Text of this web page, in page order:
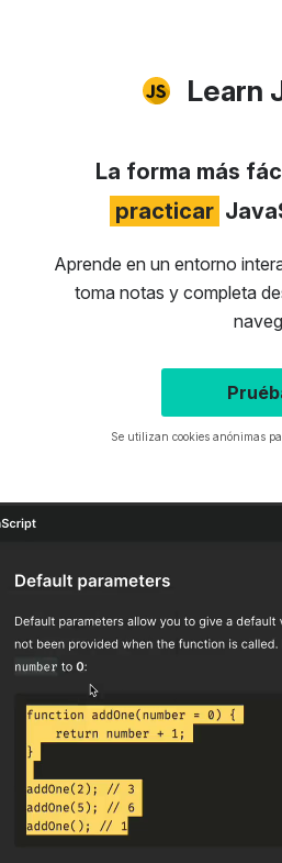
Learn
La forma más
practicar
Aprende en un entorno
toma notas y completa
Se utilizan cookies anónimas